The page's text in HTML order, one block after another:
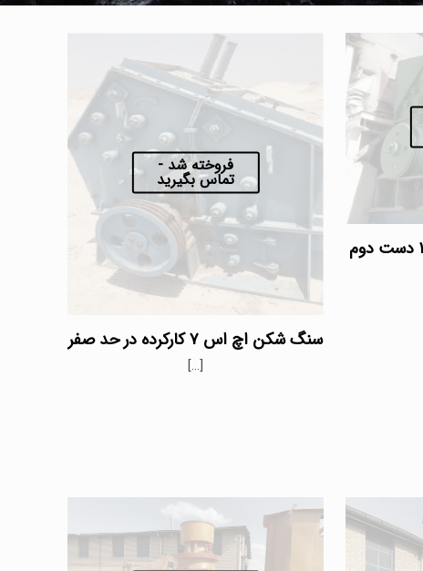
فروخته شد -
تماس بگیرید
سنگ شکن اچ اس ۷ کارکرده در حد صفر
[…]